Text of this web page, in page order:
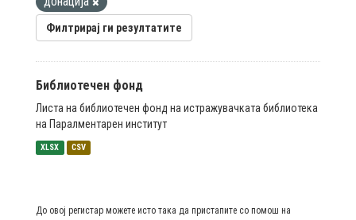
Филтрирај ги резултатите
Библиотечен фонд
Листа на библиотечен фонд на истражувачката библиотека
на Паралментарен институт
XLSX CSV
До овој регистар можете исто така да пристапите со помош на